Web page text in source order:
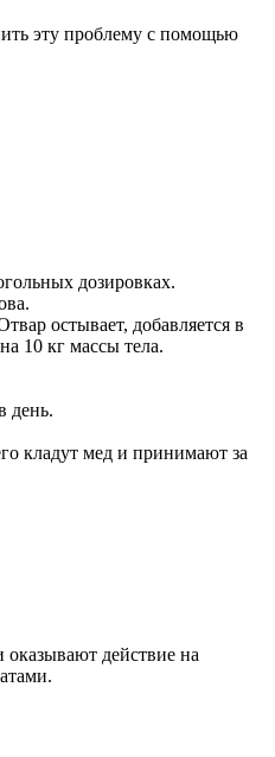
эту проблему с помощью
дозировках.
остывает, добавляется в
10 кг массы тела.
день.
кладут мед и принимают за
действие на